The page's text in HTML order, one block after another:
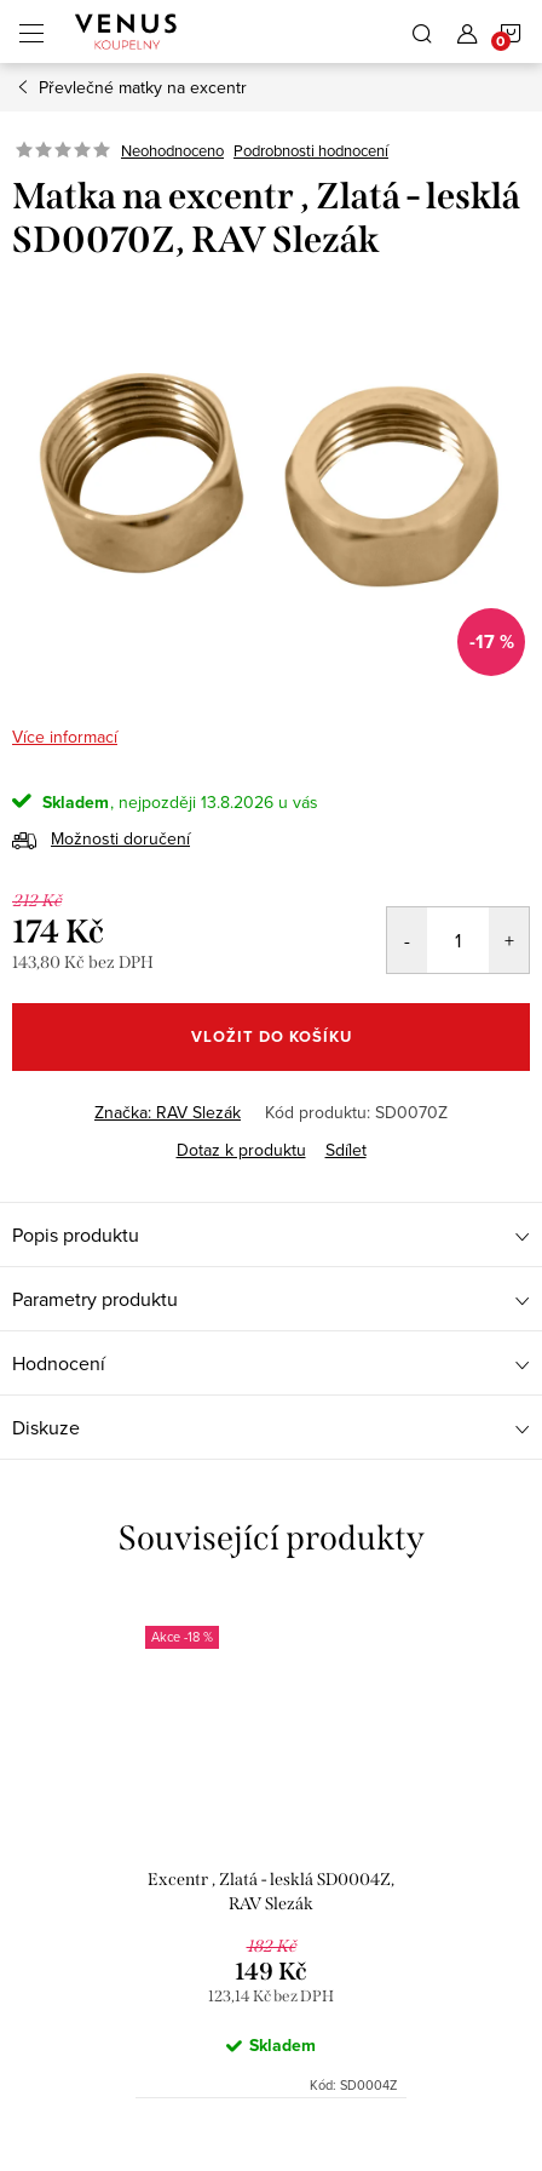
obsah
Převlečné matky na excentr
Neohodnoceno Podrobnosti hodnocení
Matka na excentr , Zlatá - lesklá
SD0070Z, RAV Slezák
-17 %
Více informací
Skladem
13.8.2026
Možnosti doručení
212 Kč
174 Kč
143,80 Kč bez DPH
cena:
VLOŽIT DO KOŠÍKU
Značka: RAV Slezák Kód produktu: SD0070Z
Dotaz k produktu
Sdílet
Popis produktu
Parametry produktu
Hodnocení
Diskuze
Související produkty
-18 %
Excentr , Zlatá - lesklá SD0004Z,
RAV Slezák
182 Kč
123,14 Kč bez DPH
149 Kč
Skladem
Kód: SD0004Z